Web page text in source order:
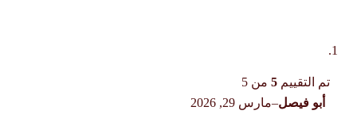
تم التقييم 5من 5
أبو فيصل–مارس 29, 2026